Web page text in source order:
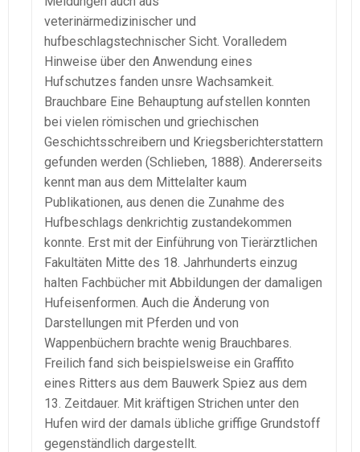
veterinärmedizinischer und
hufbeschlagstechnischer Sicht. Voralledem
Hinweise über den Anwendung eines
Hufschutzes fanden unsre Wachsamkeit.
Brauchbare Eine Behauptung aufstellen konnten
bei vielen römischen und griechischen
Geschichtsschreibern und Kriegsberichterstattern
gefunden werden (Schlieben, 1888). Andererseits
kennt man aus dem Mittelalter kaum
Publikationen, aus denen die Zunahme des
Hufbeschlags denkrichtig zustandekommen
konnte. Erst mit der Einführung von Tierärztlichen
Fakultäten Mitte des 18. Jahrhunderts einzug
halten Fachbücher mit Abbildungen der damaligen
Hufeisenformen. Auch die Änderung von
Darstellungen mit Pferden und von
Wappenbüchern brachte wenig Brauchbares.
Freilich fand sich beispielsweise ein Graffito
eines Ritters aus dem Bauwerk Spiez aus dem
13. Zeitdauer. Mit kräftigen Strichen unter den
Hufen wird der damals übliche griffige Grundstoff
gegenständlich dargestellt.